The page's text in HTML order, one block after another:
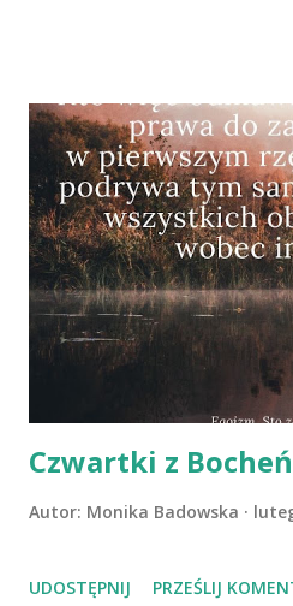
Czwartki z
Autor: Monika Badowska
UDOSTĘPNIJ PRZEŚLIJ